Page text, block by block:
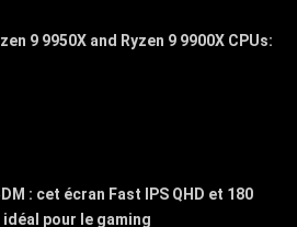
9 9950X and Ryzen 9 9900X CPUs:
: cet écran Fast IPS QHD et 180
idéal pour le gaming